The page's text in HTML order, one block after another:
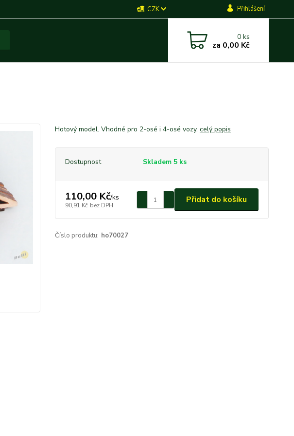
CZK Přihlášení
0ks
za 0,00 Kč
Hotový model. Vhodné pro 2-osé i 4-osé vozy. celý popis
Dostupnost Skladem 5 ks
110,00 Kč/ks
90,91 Kč bez DPH
Přidat do košíku
Číslo produktu: ho70027